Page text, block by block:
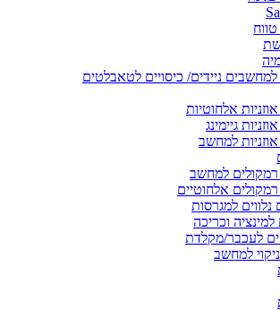
ניידים/ כיסויים לטאבלטים
אלחוטיות
גיימינג
למחשב
למחשב
אלחוטיים
נלווים למגרסות
למינציה וכריכה
לעכבר/מקלדת
למחשב